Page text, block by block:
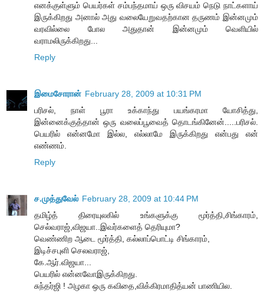
எனக்குள்ளும் பெயர்கள் சம்பந்தமாய் ஒரு விசயம் நெடு நாட்களாய்
இருக்கிறது அனால் அது வலையேறுவதற்கான தருணம் இன்னமும்
வரவில்லை போல அதுதான் இன்னமும் வெளியில்
வராமலிருக்கிறது...
Reply
இமைசோரான் February 28, 2009 at 10:31 PM
பரிசல், நாள் பூரா உக்காந்து பயங்கரமா யோசித்து,
இன்னைக்குத்தான் ஒரு வலைப்பூவைத் தொடங்கினேன்.....பரிசல்.
பெயரில் என்னமோ இல்ல, எல்லாமே இருக்கிறது என்பது என்
எண்ணம்.
Reply
ச.முத்துவேல் February 28, 2009 at 10:44 PM
தமிழ்த் திரையுலகில் உங்களுக்கு மூர்த்தி,சிங்காரம்,
செல்வராஜ்,விஜயா..இவர்களைத் தெரியுமா?
வெண்ணிற ஆடை மூர்த்தி, கல்லாப்பொட்டி சிங்காரம்,
இடிச்சபுளி செலவராஜ்,
கே.ஆர்.விஜயா...
பெயரில் என்னவோஇருக்கிறது.
சுந்தர்ஜி ! அழகா ஒரு கவிதை,விக்கிரமாதித்யன் பாணியில.